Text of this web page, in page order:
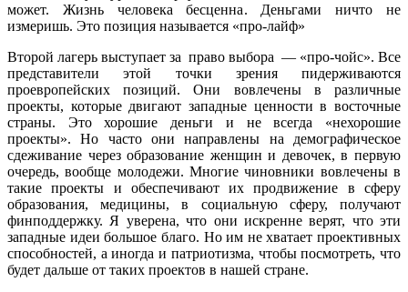
может. Жизнь человека бесценна. Деньгами ничто не
измеришь. Это позиция называется «про-лайф»
Второй лагерь выступает за право выбора — «про-чойс». Все
представители этой точки зрения пидерживаются
проевропейских позиций. Они вовлечены в различные
проекты, которые двигают западные ценности в восточные
страны. Это хорошие деньги и не всегда «нехорошие
проекты». Но часто они направлены на демографическое
сдеживание через образование женщин и девочек, в первую
очередь, вообще молодежи. Многие чиновники вовлечены в
такие проекты и обеспечивают их продвижение в сферу
образования, медицины, в социальную сферу, получают
финподдержку. Я уверена, что они искренне верят, что эти
западные идеи большое благо. Но им не хватает проективных
способностей, а иногда и патриотизма, чтобы посмотреть, что
будет дальше от таких проектов в нашей стране.